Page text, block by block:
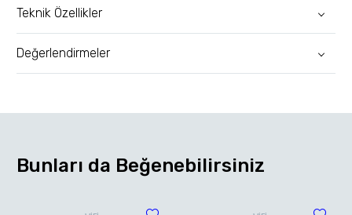
Teknik Özellikler
Değerlendirmeler
Bunları da Beğenebilirsiniz